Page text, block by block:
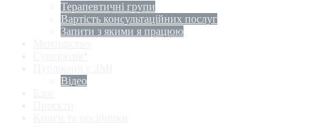
Терапевтичні групи
Вартість консультаційних послуг
Запити з якими я працюю
Відео